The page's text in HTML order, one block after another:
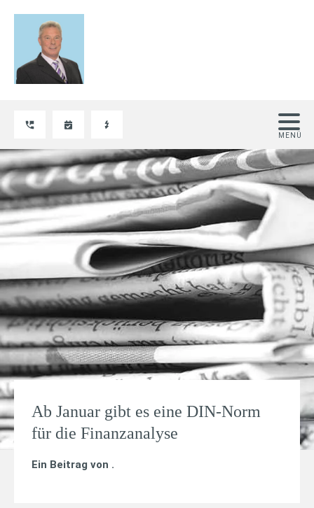
Ab Januar gibt es eine DIN-Norm
für die Finanzanalyse
Ein Beitrag von .